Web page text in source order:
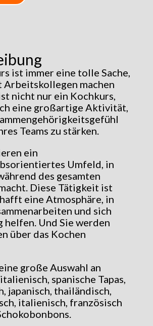
ist immer eine tolle Sache,
Arbeitskollegen machen
nicht nur ein Kochkurs,
eine großartige Aktivität,
Teams zu stärken.
ein
Umfeld, in
des gesamten
Diese Tätigkeit ist
eine Atmosphäre, in
und sich
helfen. Und Sie werden
über das Kochen
große Auswahl an
spanische Tapas,
japanisch, thailändisch,
italienisch, französisch